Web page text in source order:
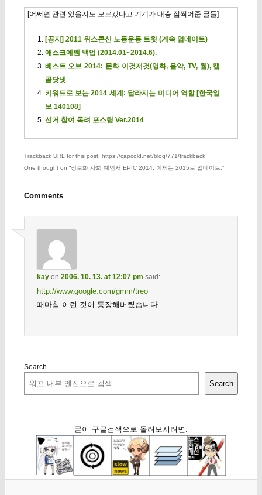
[어쩌면 관련 있을지도 모르겠다고 기계가 대충 점찍어준 글들]
[공지] 2011 위스콘신 노동운동 트윗 (계속 업데이트)
애스크에펨 백업 (2014.01~2014.6).
베스트 오브 2014: 문화 이것저것(영화, 음악, TV, 웹), 캡
콜닷넷
키워드로 보는 2014 세계: 달라지는 미디어 역할 [한국일
보 140108]
선거 참여 독려 포스팅 Ver.2014
Trackback URL for this post: https://capcold.net/blog/771/trackback
One thought on “정보화 사회 예언서 EPIC 2014, 이제는 2015로 업데이트.”
Comments
kayon 2006. 10. 13. at 12:07 pm said:
http://www.google.com/gmm/treo
때마침 이런 것이 등장해버렸습니다.
Search
Search
굳이 구글검색으로 돌려보시려면: